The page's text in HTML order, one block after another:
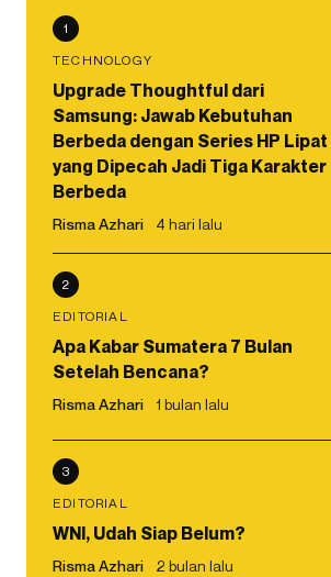
1
TECHNOLOGY
Upgrade Thoughtful dari
Samsung: Jawab Kebutuhan
Berbeda dengan Series HP Lipat
yang Dipecah Jadi Tiga Karakter
Berbeda
Risma Azhari 4 hari lalu
2
EDITORIAL
Apa Kabar Sumatera 7 Bulan
Setelah Bencana?
Risma Azhari 1 bulan lalu
3
EDITORIAL
WNI, Udah Siap Belum?
Risma Azhari 2 bulan lalu